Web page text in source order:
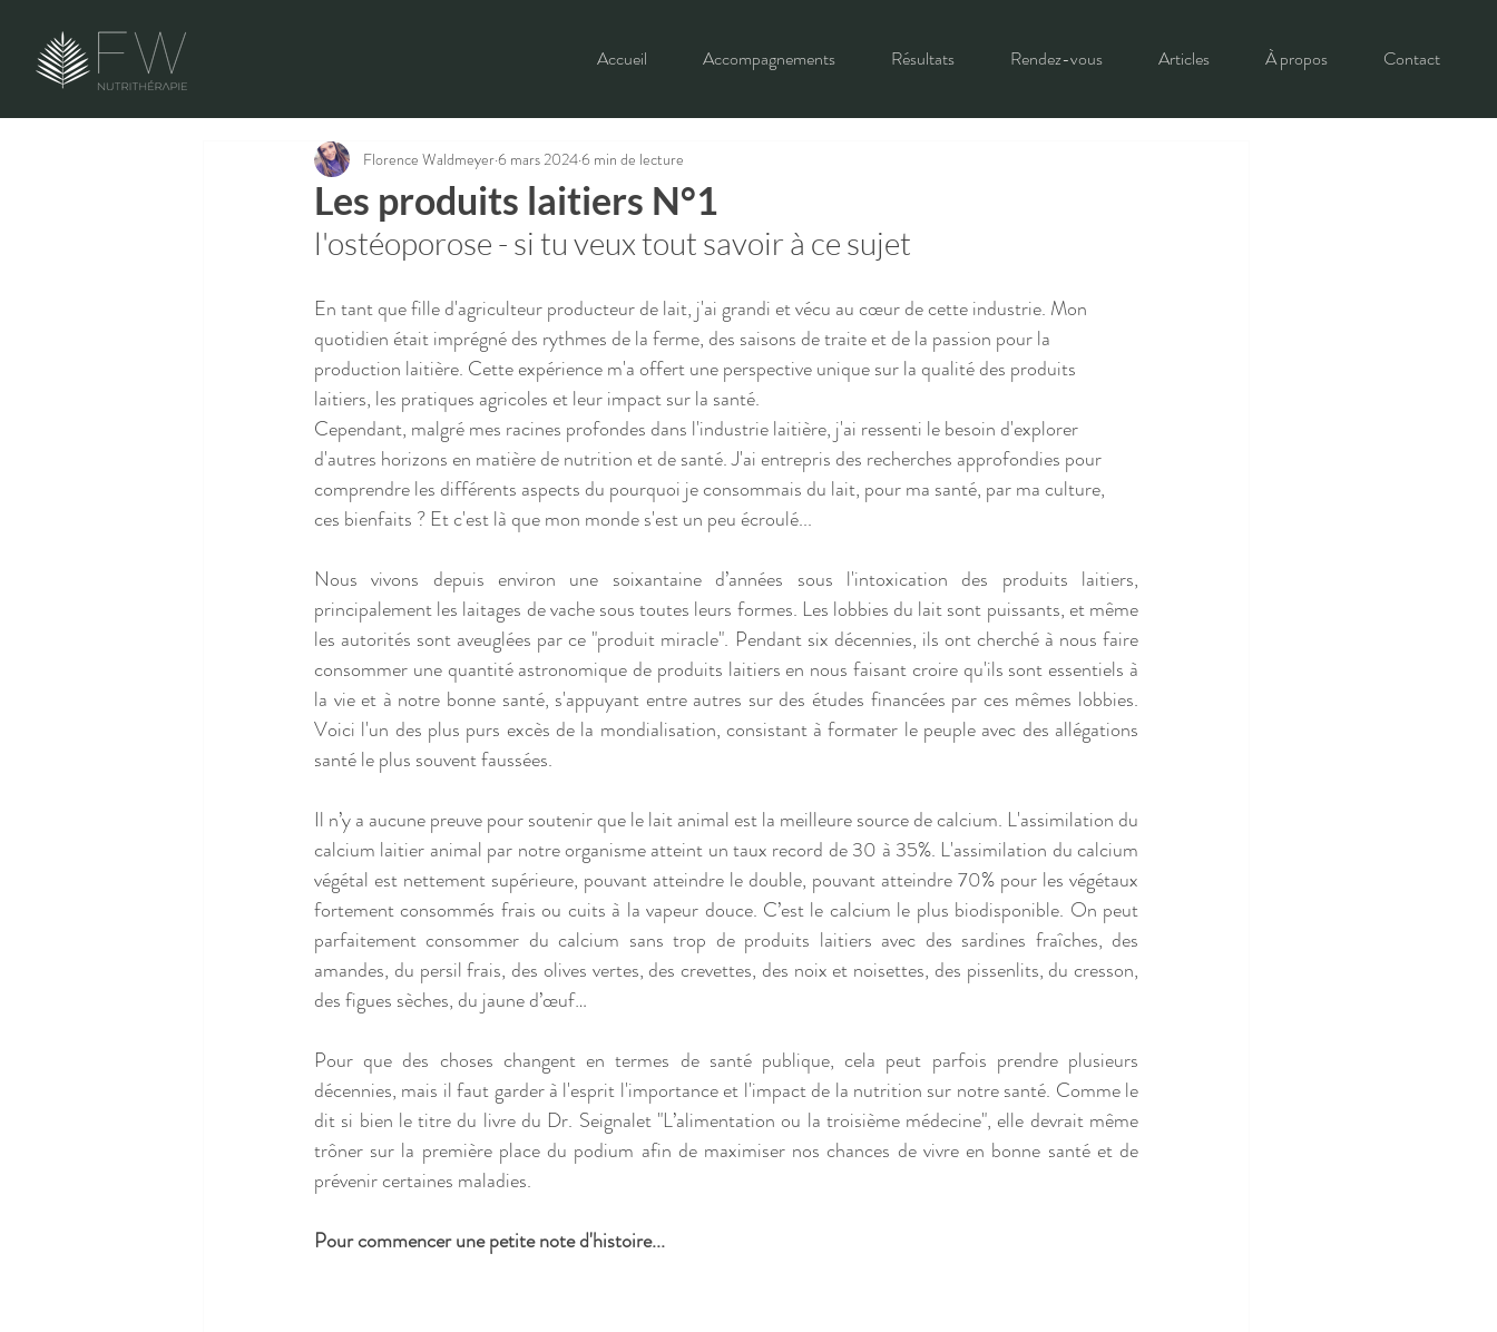
Accueil Accompagnements Résultats Rendez-vous Articles À propos Contact
Les produits laitiers N°1
Florence Waldmeyer6 mars 20246 min de lecture
l'ostéoporose - si tu veux tout savoir à ce sujet
En tant que fille d'agriculteur producteur de lait, j'ai grandi et vécu au cœur de cette industrie. Mon
quotidien était imprégné des rythmes de la ferme, des saisons de traite et de la passion pour la
production laitière. Cette expérience m'a offert une perspective unique sur la qualité des produits
laitiers, les pratiques agricoles et leur impact sur la santé.
Cependant, malgré mes racines profondes dans l'industrie laitière, j'ai ressenti le besoin d'explorer
d'autres horizons en matière de nutrition et de santé. J'ai entrepris des recherches approfondies pour
comprendre les différents aspects du pourquoi je consommais du lait, pour ma santé, par ma culture,
ces bienfaits ? Et c'est là que mon monde s'est un peu écroulé...
Nous vivons depuis environ une soixantaine d’années sous l'intoxication des produits laitiers,
principalement les laitages de vache sous toutes leurs formes. Les lobbies du lait sont puissants, et même
les autorités sont aveuglées par ce "produit miracle". Pendant six décennies, ils ont cherché à nous faire
consommer une quantité astronomique de produits laitiers en nous faisant croire qu'ils sont essentiels à
la vie et à notre bonne santé, s'appuyant entre autres sur des études financées par ces mêmes lobbies.
Voici l'un des plus purs excès de la mondialisation, consistant à formater le peuple avec des allégations
santé le plus souvent faussées.
Il n’y a aucune preuve pour soutenir que le lait animal est la meilleure source de calcium. L'assimilation du
calcium laitier animal par notre organisme atteint un taux record de 30 à 35%. L'assimilation du calcium
végétal est nettement supérieure, pouvant atteindre le double, pouvant atteindre 70% pour les végétaux
fortement consommés frais ou cuits à la vapeur douce. C’est le calcium le plus biodisponible. On peut
parfaitement consommer du calcium sans trop de produits laitiers avec des sardines fraîches, des
amandes, du persil frais, des olives vertes, des crevettes, des noix et noisettes, des pissenlits, du cresson,
des figues sèches, du jaune d’œuf…
Pour que des choses changent en termes de santé publique, cela peut parfois prendre plusieurs
décennies, mais il faut garder à l'esprit l'importance et l'impact de la nutrition sur notre santé. Comme le
dit si bien le titre du livre du Dr. Seignalet "L’alimentation ou la troisième médecine", elle devrait même
trôner sur la première place du podium afin de maximiser nos chances de vivre en bonne santé et de
prévenir certaines maladies.
Pour commencer une petite note d'histoire...